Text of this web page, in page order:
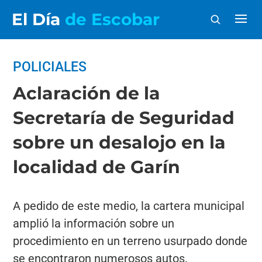
El Día de Escobar
POLICIALES
Aclaración de la
Secretaría de Seguridad
sobre un desalojo en la
localidad de Garín
A pedido de este medio, la cartera municipal
amplió la información sobre un
procedimiento en un terreno usurpado donde
se encontraron numerosos autos.